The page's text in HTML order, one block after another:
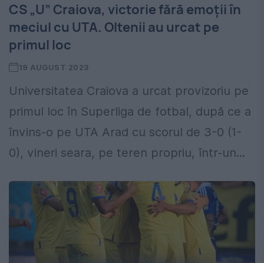
CS „U” Craiova, victorie fără emoții în
meciul cu UTA. Oltenii au urcat pe
primul loc
19 AUGUST 2023
Universitatea Craiova a urcat provizoriu pe
primul loc în Superliga de fotbal, după ce a
învins-o pe UTA Arad cu scorul de 3-0 (1-
0), vineri seara, pe teren propriu, într-un...